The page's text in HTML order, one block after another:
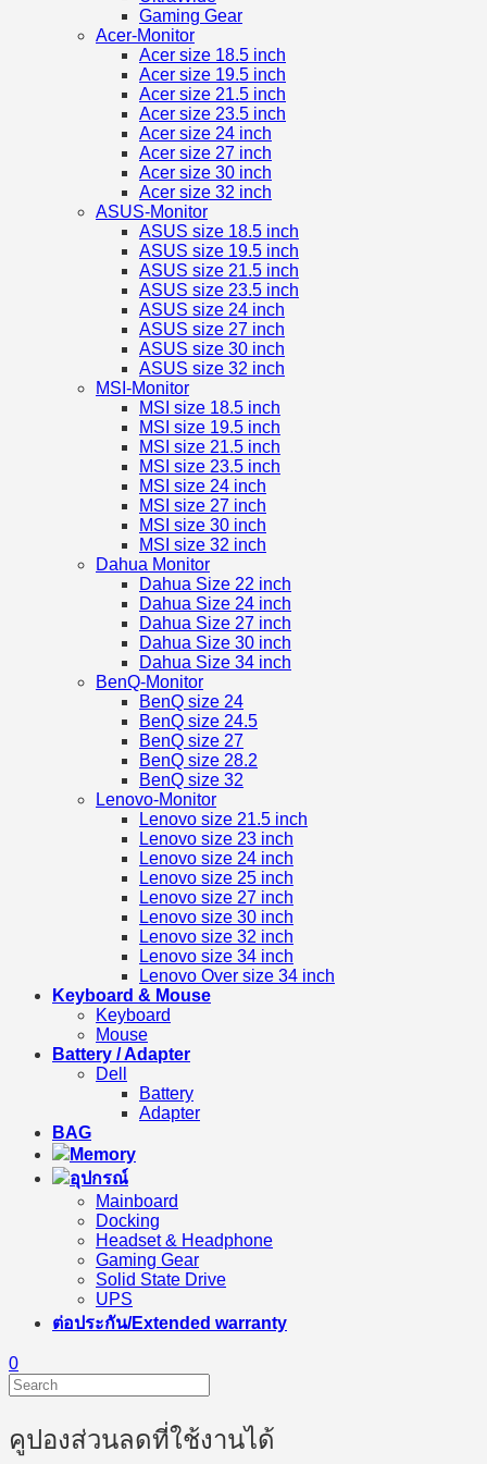
Gaming Gear
Acer-Monitor
Acer size 18.5 inch
Acer size 19.5 inch
Acer size 21.5 inch
Acer size 23.5 inch
Acer size 24 inch
Acer size 27 inch
Acer size 30 inch
Acer size 32 inch
ASUS-Monitor
ASUS size 18.5 inch
ASUS size 19.5 inch
ASUS size 21.5 inch
ASUS size 23.5 inch
ASUS size 24 inch
ASUS size 27 inch
ASUS size 30 inch
ASUS size 32 inch
MSI-Monitor
MSI size 18.5 inch
MSI size 19.5 inch
MSI size 21.5 inch
MSI size 23.5 inch
MSI size 24 inch
MSI size 27 inch
MSI size 30 inch
MSI size 32 inch
Dahua Monitor
Dahua Size 22 inch
Dahua Size 24 inch
Dahua Size 27 inch
Dahua Size 30 inch
Dahua Size 34 inch
BenQ-Monitor
BenQ size 24
BenQ size 24.5
BenQ size 27
BenQ size 28.2
BenQ size 32
Lenovo-Monitor
Lenovo size 21.5 inch
Lenovo size 23 inch
Lenovo size 24 inch
Lenovo size 25 inch
Lenovo size 27 inch
Lenovo size 30 inch
Lenovo size 32 inch
Lenovo size 34 inch
Lenovo Over size 34 inch
Keyboard & Mouse
Keyboard
Mouse
Battery / Adapter
Dell
Battery
Adapter
BAG
Memory
อุปกรณ์
Mainboard
Docking
Headset & Headphone
Gaming Gear
Solid State Drive
UPS
ต่อประกัน/Extended warranty
0
คูปองส่วนลดที่ใช้งานได้